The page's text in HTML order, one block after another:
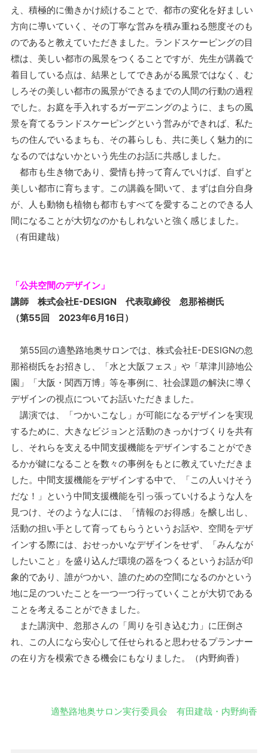
え、積極的に働きかけ続けることで、都市の変化を好ましい
方向に導いていく、その丁寧な営みを積み重ねる態度そのも
のであると教えていただきました。ランドスケーピングの目
標は、美しい都市の風景をつくることですが、先生が講義で
着目している点は、結果としてできあがる風景ではなく、む
しろその美しい都市の風景ができるまでの人間の行動の過程
でした。お庭を手入れするガーデニングのように、まちの風
景を育てるランドスケーピングという営みができれば、私た
ちの住んでいるまちも、その暮らしも、共に美しく魅力的に
なるのではないかという先生のお話に共感しました。
都市も生き物であり、愛情も持って育んでいけば、自ずと
美しい都市に育ちます。この講義を聞いて、まずは自分自身
が、人も動物も植物も都市もすべてを愛することのできる人
間になることが大切なのかもしれないと強く感じました。
（有田建哉）
「公共空間のデザイン」
講師 株式会社E-DESIGN 代表取締役 忽那裕樹氏
（第55回 2023年6月16日）
第55回の適塾路地奥サロンでは、株式会社E-DESIGNの忽
那裕樹氏をお招きし、「水と大阪フェス」や「草津川跡地公
園」「大阪・関西万博」等を事例に、社会課題の解決に導く
デザインの視点についてお話いただきました。
講演では、「つかいこなし」が可能になるデザインを実現
するために、大きなビジョンと活動のきっかけづくりを共有
し、それらを支える中間支援機能をデザインすることができ
るかが鍵になることを数々の事例をもとに教えていただきま
した。中間支援機能をデザインする中で、「この人いけそう
だな！」という中間支援機能を引っ張っていけるような人を
見つけ、そのような人には、「情報のお得感」を醸し出し、
活動の担い手として育ってもらうというお話や、空間をデザ
インする際には、おせっかいなデザインをせず、「みんなが
したいこと」を盛り込んだ環境の器をつくるというお話が印
象的であり、誰がつかい、誰のための空間になるのかという
地に足のついたことを一つ一つ行っていくことが大切である
ことを考えることができました。
また講演中、忽那さんの「周りを引き込む力」に圧倒さ
れ、この人になら安心して任せられると思わせるプランナー
の在り方を模索できる機会にもなりました。（内野絢香）
適塾路地奥サロン実行委員会 有田建哉・内野絢香